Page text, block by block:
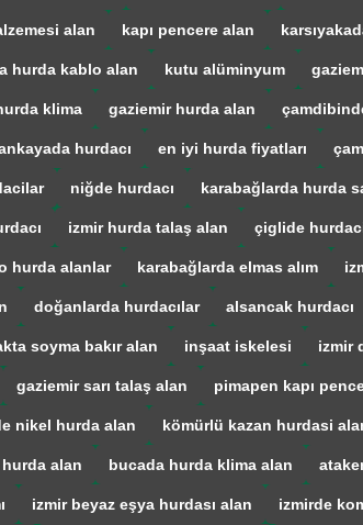
alan kapı pencere alan
hurda kablo alan kutu alüminyum
klima gaziemir hurda alan
hurdacı en iyi hurda fiyatları
niğde hurdacı karabağlarda hurda
izmir hurda talaş alan çiglide
hurda alanlar karabağlarda elmas alım
doğanlarda hurdacılar alsancak hurdacı
soyma bakır alan inşaat iskelesi izmir
gaziemir sarı talaş alan pimapen kapı
nikel hurda alan kömürlü kazan hurdasi
alan bucada hurda klima alan
izmir beyaz eşya hurdası alan izmirde